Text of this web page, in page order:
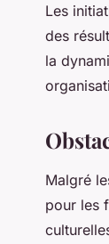
Les
des
la
Malgré
pour les